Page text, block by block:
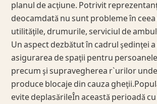
planul de acţiune. Potrivit
deocamdată nu sunt probleme în
utilităţile, drumurile, serviciul de
Un aspect dezbătut în cadrul şedinţei
asigurarea de spaţii pentru
precum şi supravegherea r`urilor
produce blocaje din cauza
evite deplasărileÎn această perioadă